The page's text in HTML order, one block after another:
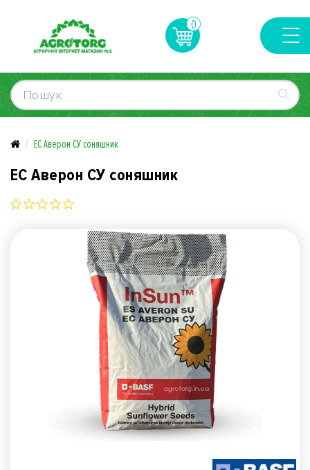
0
ЕС Аверон СУ соняшник
ЕС Аверон СУ соняшник